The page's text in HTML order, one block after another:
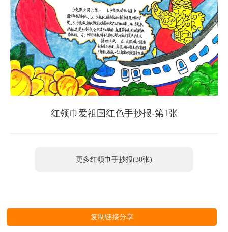
红领巾爱祖国红色手抄报-第1张
更多红领巾手抄报(30张)
复制链接分享